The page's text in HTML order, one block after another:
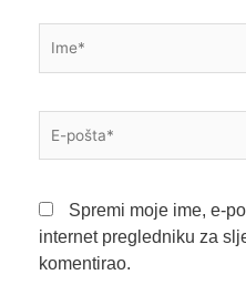
pošta*
Spremi moje ime, e-
internet pregledniku za
komentirao.